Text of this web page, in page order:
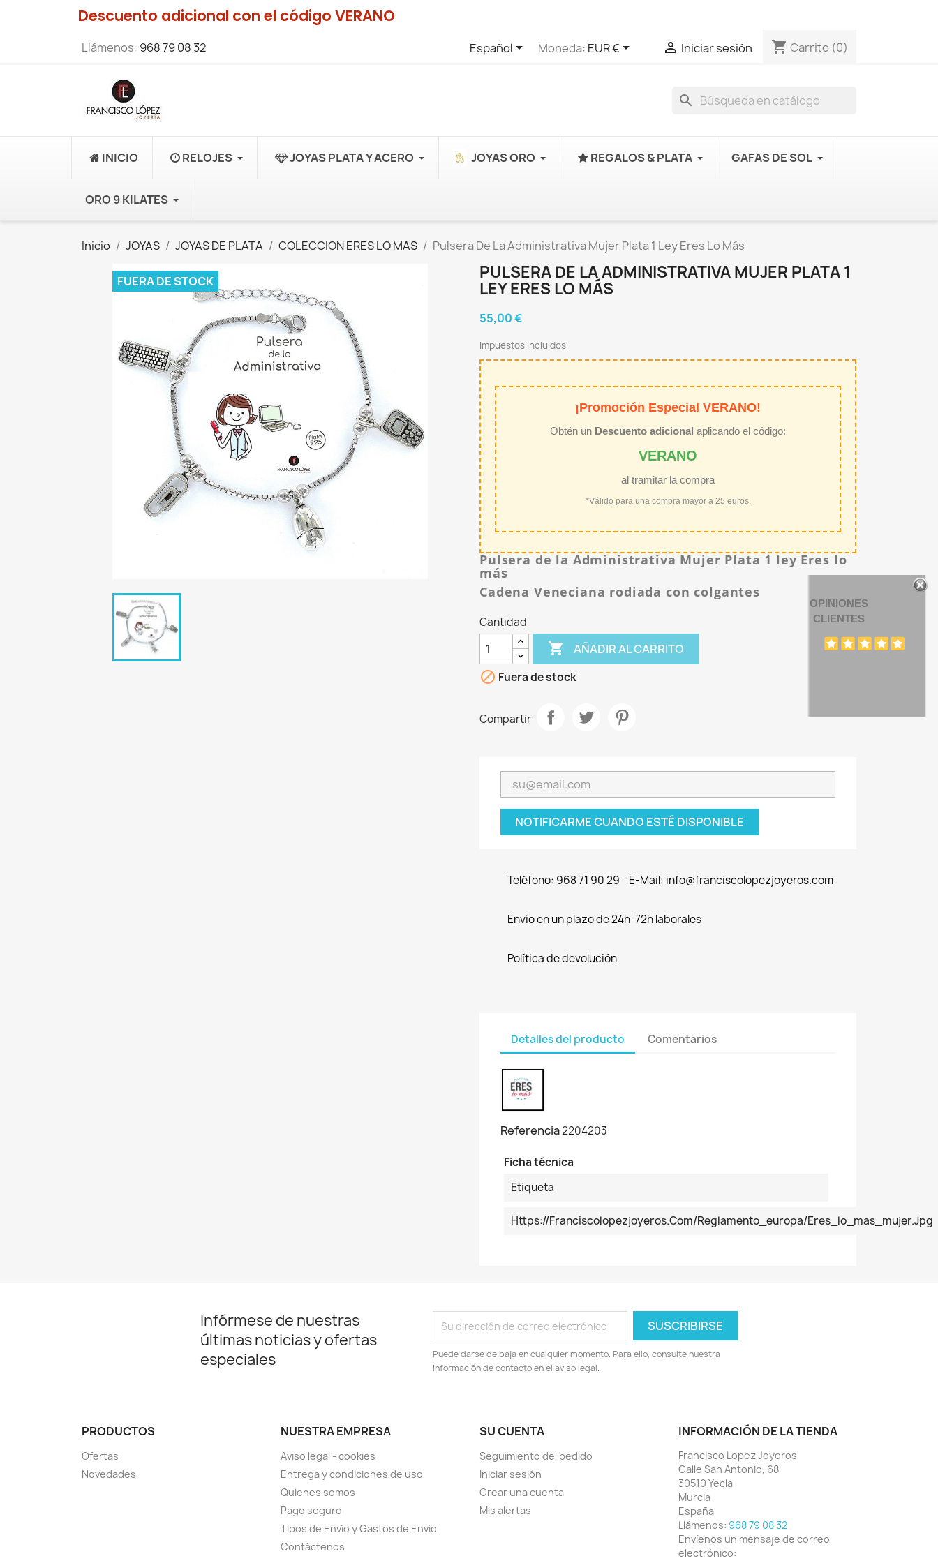
Descuento adicional con el código VERANO
Llámenos: 968 79 08 32 Español Moneda: EUR €  Iniciar sesión shopping_cart Carrito (0)
search
INICIO RELOJES JOYAS PLATA Y ACERO JOYAS ORO REGALOS & PLATA GAFAS DE SOL
ORO 9 KILATES
Inicio JOYAS JOYAS DE PLATA COLECCION ERES LO MAS Pulsera De La Administrativa Mujer Plata 1 Ley Eres Lo Más
FUERA DE STOCK
PULSERA DE LA ADMINISTRATIVA MUJER PLATA 1
LEY ERES LO MÁS
55,00 €
Impuestos incluidos
¡Promoción Especial VERANO!
Obtén un Descuento adicional aplicando el código:
VERANO
al tramitar la compra
*Válido para una compra mayor a 25 euros.
Pulsera de la Administrativa Mujer Plata 1 ley Eres lo
más
Cadena Veneciana rodiada con colgantes
Cantidad
 AÑADIR AL CARRITO
 Fuera de stock
Compartir
NOTIFICARME CUANDO ESTÉ DISPONIBLE
Teléfono: 968 71 90 29 - E-Mail: info@franciscolopezjoyeros.com
Envío en un plazo de 24h-72h laborales
Política de devolución
Detalles del producto Comentarios
Referencia2204203
Ficha técnica
Etiqueta
Https://franciscolopezjoyeros.com/reglamento_europa/eres_lo_mas_mujer.jpg
Infórmese de nuestras
últimas noticias y ofertas
especiales
Puede darse de baja en cualquier momento. Para ello, consulte nuestra
información de contacto en el aviso legal.
PRODUCTOS
Ofertas
Novedades
NUESTRA EMPRESA
Aviso legal - cookies
Entrega y condiciones de uso
Quienes somos
Pago seguro
Tipos de Envío y Gastos de Envío
Contáctenos
SU CUENTA
Seguimiento del pedido
Iniciar sesión
Crear una cuenta
Mis alertas
INFORMACIÓN DE LA TIENDA
Francisco Lopez Joyeros
Calle San Antonio, 68
30510 Yecla
Murcia
España
Llámenos: 968 79 08 32
Envíenos un mensaje de correo
electrónico:
OPINIONES
CLIENTES